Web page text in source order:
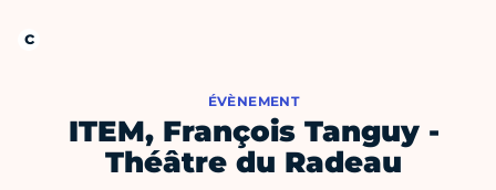
ÉVÈNEMENT
ITEM, François Tanguy -
Théâtre du Radeau